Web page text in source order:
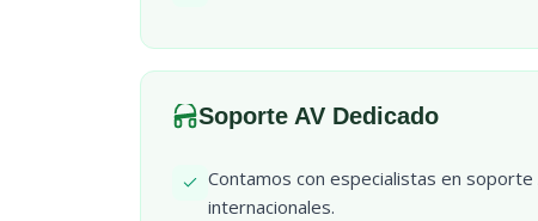
Soporte AV Dedicado
Contamos con especialistas en soporte
internacionales.